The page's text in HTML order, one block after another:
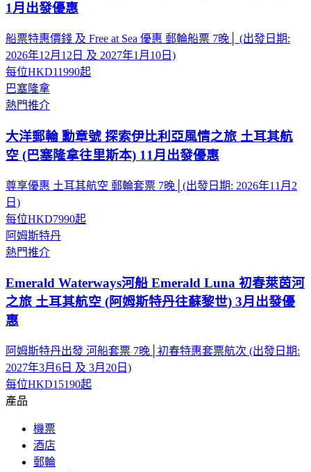
1月出發優惠
船票特惠價錢 及 Free at Sea 優惠 郵輪船票 7晚│ (出發日期:
2026年12月12日 及 2027年1月10日)
每位HKD11990起
巴塞隆拿
熱門推介
大洋郵輪 勳章號 探索伊比利亞風情之旅 土耳其航
空 (巴塞隆拿往里斯本) 11月出發優惠
尊享優惠 土耳其航空 郵輪套票 7晚│(出發日期: 2026年11月2
日)
每位HKD7990起
阿姆斯特丹
熱門推介
Emerald Waterways河船 Emerald Luna 初春萊茵河
之旅 土耳其航空 (阿姆斯特丹往蘇黎世) 3月出發優
惠
阿姆斯特丹出發 河船套票 7晚│初春特惠套票航次 (出發日期:
2027年3月6日 及 3月20日)
每位HKD15190起
產品
機票
酒店
郵輪